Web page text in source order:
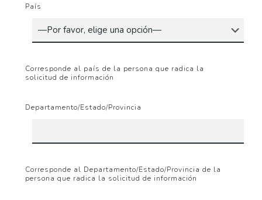
País
Corresponde al país de la persona que radica la
solicitud de información
Departamento/Estado/Provincia
Corresponde al Departamento/Estado/Provincia de la
persona que radica la solicitud de información